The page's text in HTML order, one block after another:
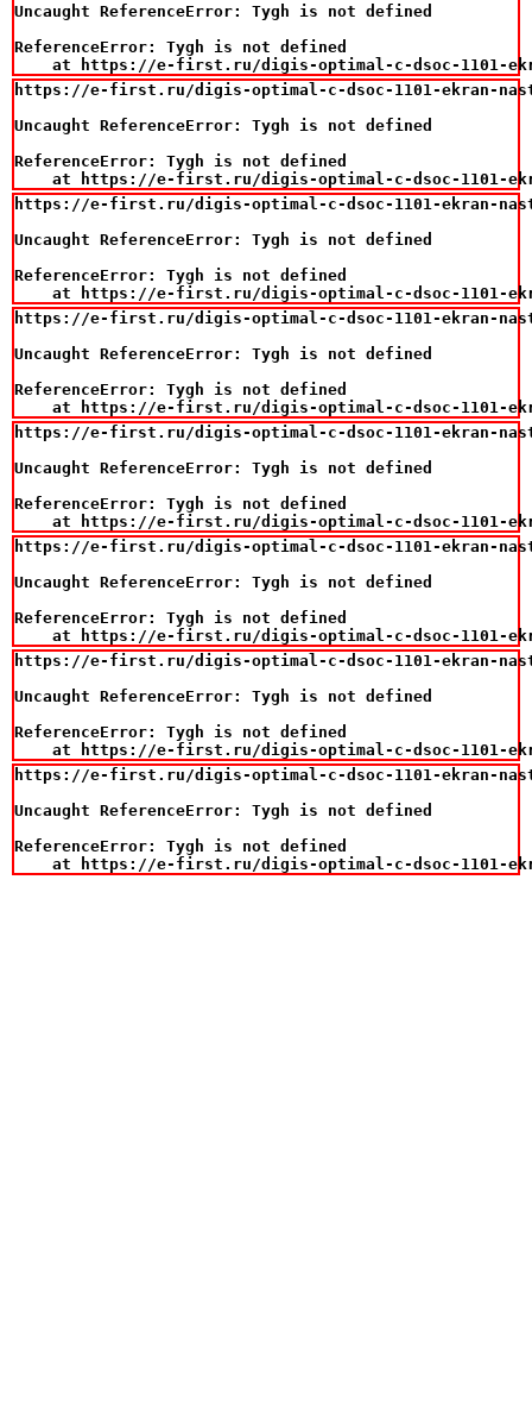
Uncaught ReferenceError: Tygh is not defined
ReferenceError: Tygh is not defined
at https://e-first.ru/digis-optimal-c-dsoc-1101-
https://e-first.ru/digis-optimal-c-dsoc-1101-ekran-
Uncaught ReferenceError: Tygh is not defined
ReferenceError: Tygh is not defined
at https://e-first.ru/digis-optimal-c-dsoc-1101-
https://e-first.ru/digis-optimal-c-dsoc-1101-ekran-
Uncaught ReferenceError: Tygh is not defined
ReferenceError: Tygh is not defined
at https://e-first.ru/digis-optimal-c-dsoc-1101-
https://e-first.ru/digis-optimal-c-dsoc-1101-ekran-
Uncaught ReferenceError: Tygh is not defined
ReferenceError: Tygh is not defined
at https://e-first.ru/digis-optimal-c-dsoc-1101-
https://e-first.ru/digis-optimal-c-dsoc-1101-ekran-
Uncaught ReferenceError: Tygh is not defined
ReferenceError: Tygh is not defined
at https://e-first.ru/digis-optimal-c-dsoc-1101-
https://e-first.ru/digis-optimal-c-dsoc-1101-ekran-
Uncaught ReferenceError: Tygh is not defined
ReferenceError: Tygh is not defined
at https://e-first.ru/digis-optimal-c-dsoc-1101-
https://e-first.ru/digis-optimal-c-dsoc-1101-ekran-
Uncaught ReferenceError: Tygh is not defined
ReferenceError: Tygh is not defined
at https://e-first.ru/digis-optimal-c-dsoc-1101-
https://e-first.ru/digis-optimal-c-dsoc-1101-ekran-
Uncaught ReferenceError: Tygh is not defined
ReferenceError: Tygh is not defined
at https://e-first.ru/digis-optimal-c-dsoc-1101-